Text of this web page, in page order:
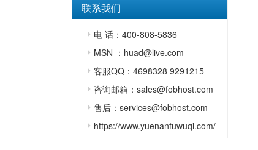
联系我们
电 话：400-808-5836
MSN ：huad@live.com
客服QQ：4698328 9291215
咨询邮箱：sales@fobhost.com
售后：services@fobhost.com
https://www.yuenanfuwuqi.com/